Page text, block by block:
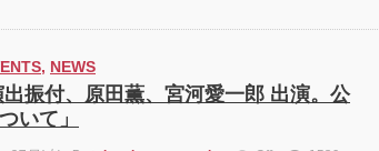
, NEWS
振付、原田薫、宮河愛一郎 出演。公
いて」